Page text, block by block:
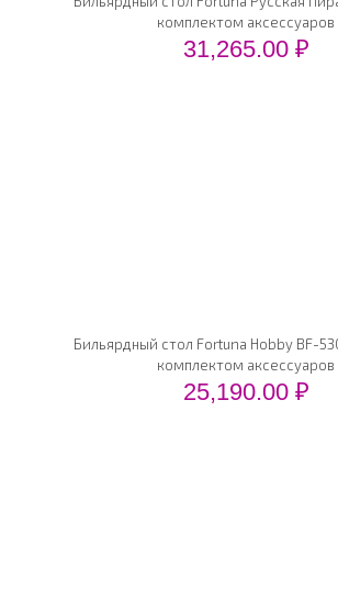
комплектом аксессуаров
31,265.00 ₽
Бильярдный стол Fortuna Hobby BF-
комплектом аксессуаров
25,190.00 ₽